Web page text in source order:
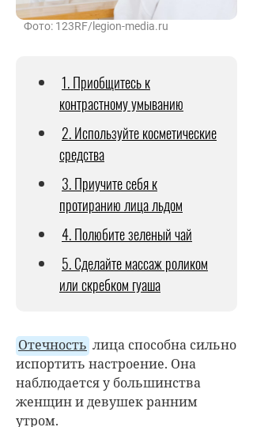
Фото: 123RF/legion-media.ru
1. Приобщитесь к
контрастному умыванию
2. Используйте косметические
средства
3. Приучите себя к
протиранию лица льдом
4. Полюбите зеленый чай
5. Сделайте массаж роликом
или скребком гуаша
Отечность лица способна сильно
испортить настроение. Она
наблюдается у большинства
женщин и девушек ранним
утром.